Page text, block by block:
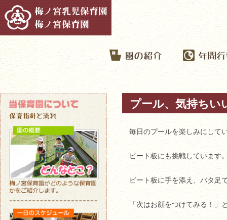
プール、気持ち
毎日のプールを楽しみにして
ビート板にも挑戦しています
ビート板に手を添え、バタ足
「次はお顔をつけてみる！」